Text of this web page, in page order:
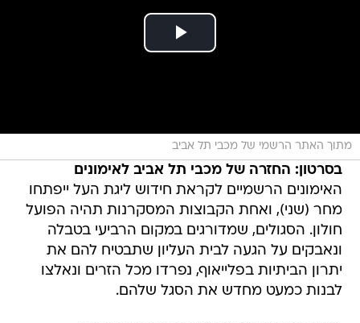
מתוך האתר הרשמי של מכבי תל אביב
בסרטון: החזרה של מכבי תל אביב לאימונים
האימונים הרשמיים לקראת חידוש ליגת העל ייפתחו
מחר (שני), ואחת הקבוצות המסקרנות תהיה הפועל
חולון. הסגולים, שמדורגים במקום הרביעי בטבלה
ונאבקים על הגעה לבית העליון שתבטיח להם את
יתרון הביתיות בפלייאוף, נפרדו מכל הזרים ונאלצו
לבנות כמעט מחדש את הסגל שלהם.